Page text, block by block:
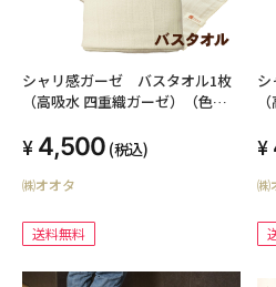
シャリ感ガーゼ バスタオル1枚
（高吸水 四重織ガーゼ）（色：
4,500 (税込)
㈱オオタ
送料無料
㈱